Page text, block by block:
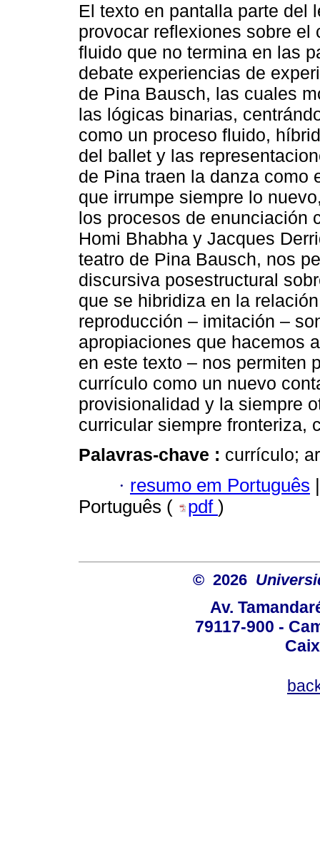
El texto en pantalla parte del
provocar reflexiones sobre
fluido que no termina en las
debate experiencias de
de Pina Bausch, las cuales
las lógicas binarias,
como un proceso fluido,
del ballet y las
de Pina traen la danza como
que irrumpe siempre lo
los procesos de enunciación
Homi Bhabha y Jacques
teatro de Pina Bausch, nos
discursiva posestructural
que se hibridiza en la
reproducción – imitación –
apropiaciones que hacemos
en este texto – nos permiten
currículo como un nuevo
provisionalidad y la siempre
curricular siempre fronteriza,
Palavras-chave : currículo;
· resumo em Português |
Português (
pdf )
© 2026
Av.
79117-900 -